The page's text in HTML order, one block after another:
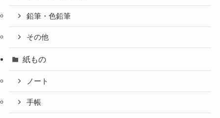
鉛筆・色鉛筆
その他
紙もの
ノート
手帳